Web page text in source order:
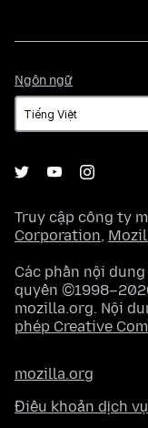
Ngôn ngữ
ngữ
Truy cập công ty
Corporation,
Các phần nội
quyền
mozilla.org. Nội
phép Creative
mozilla.org
Điều khoản dịch vụ